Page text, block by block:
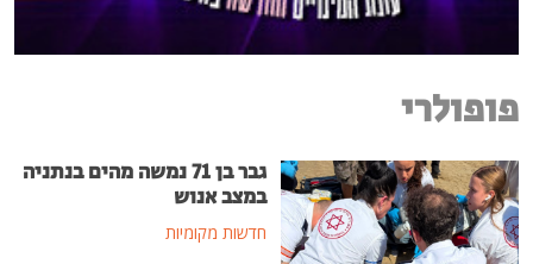
פופולרי
גבר בן 71 נמשה מהים בנתניה
במצב אנוש
חדשות מקומיות